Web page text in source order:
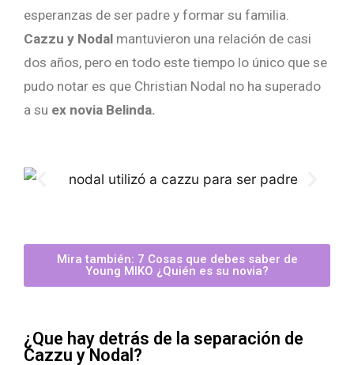
esperanzas de ser padre y formar su familia.
Cazzu y Nodal mantuvieron una relación de casi
dos años, pero en todo este tiempo lo único que se
pudo notar es que Christian Nodal no ha superado
a su ex novia Belinda.
Mira también: 7 Cosas que debes saber de
Young MIKO ¿Quién es su novia?
¿Que hay detrás de la separación de
Cazzu y Nodal?